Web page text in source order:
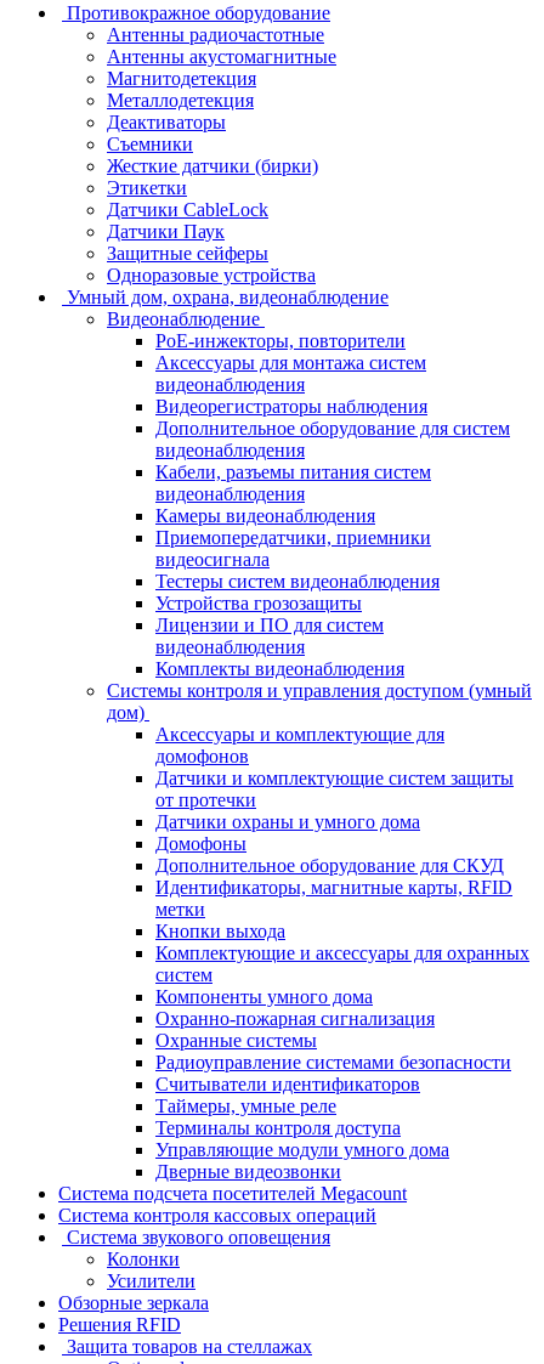
Противокражное оборудование
Антенны радиочастотные
Антенны акустомагнитные
Магнитодетекция
Металлодетекция
Деактиваторы
Съемники
Жесткие датчики (бирки)
Этикетки
Датчики CableLock
Датчики Паук
Защитные сейферы
Одноразовые устройства
Умный дом, охрана, видеонаблюдение
Видеонаблюдение
PoE-инжекторы, повторители
Аксессуары для монтажа систем
видеонаблюдения
Видеорегистраторы наблюдения
Дополнительное оборудование для систем
видеонаблюдения
Кабели, разъемы питания систем
видеонаблюдения
Камеры видеонаблюдения
Приемопередатчики, приемники
видеосигнала
Тестеры систем видеонаблюдения
Устройства грозозащиты
Лицензии и ПО для систем
видеонаблюдения
Комплекты видеонаблюдения
Системы контроля и управления доступом (умный
дом)
Аксессуары и комплектующие для
домофонов
Датчики и комплектующие систем защиты
от протечки
Датчики охраны и умного дома
Домофоны
Дополнительное оборудование для СКУД
Идентификаторы, магнитные карты, RFID
метки
Кнопки выхода
Комплектующие и аксессуары для охранных
систем
Компоненты умного дома
Охранно-пожарная сигнализация
Охранные системы
Радиоуправление системами безопасности
Считыватели идентификаторов
Таймеры, умные реле
Терминалы контроля доступа
Управляющие модули умного дома
Дверные видеозвонки
Система подсчета посетителей Megacount
Система контроля кассовых операций
Система звукового оповещения
Колонки
Усилители
Обзорные зеркала
Решения RFID
Защита товаров на стеллажах